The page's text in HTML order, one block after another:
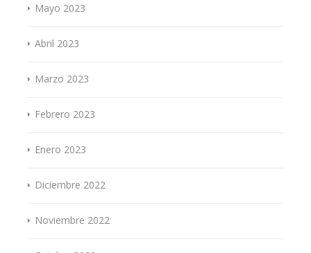
Mayo 2023
Abril 2023
Marzo 2023
Febrero 2023
Enero 2023
Diciembre 2022
Noviembre 2022